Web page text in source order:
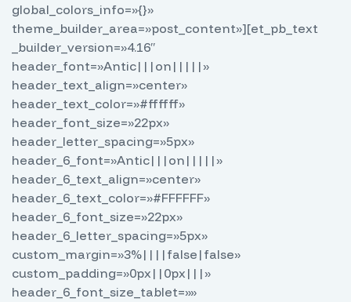
global_colors_info=»{}»
theme_builder_area=»post_content»][et_pb_text
_builder_version=»4.16″
header_font=»Antic|||on|||||»
header_text_align=»center»
header_text_color=»#ffffff»
header_font_size=»22px»
header_letter_spacing=»5px»
header_6_font=»Antic|||on|||||»
header_6_text_align=»center»
header_6_text_color=»#FFFFFF»
header_6_font_size=»22px»
header_6_letter_spacing=»5px»
custom_margin=»3%||||false|false»
custom_padding=»0px||0px|||»
header_6_font_size_tablet=»»